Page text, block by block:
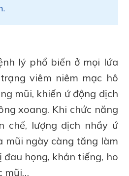
lý phổ biến ở mọi lứa
viêm niêm mạc hô
mũi, khiến ứ động dịch
xoang. Khi chức năng
chế, lượng dịch nhầy ứ
mũi ngày càng tăng làm
họng, khản tiếng, ho
mũi…